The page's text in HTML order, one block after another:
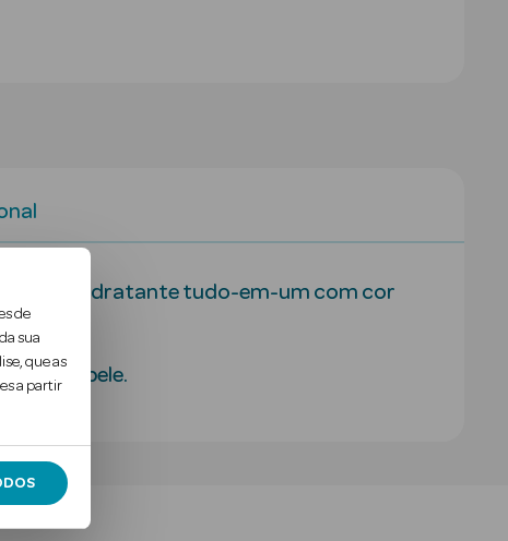
de
sua
que as
a partir
médio. Hidratante tudo-em-um com cor
a pele.